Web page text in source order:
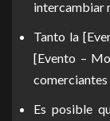
intercambiar
Tanto la
[Evento –
Es posible